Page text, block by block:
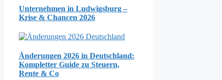
Unternehmen in Ludwigsburg –
Krise & Chancen 2026
Änderungen 2026 in Deutschland:
Kompletter Guide zu Steuern,
Rente & Co